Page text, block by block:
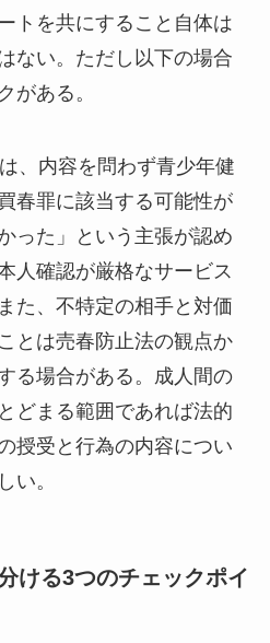
トを共にすること自体は
ない。ただし以下の場合
がある。
、内容を問わず青少年健
春罪に該当する可能性が
った」という主張が認め
人確認が厳格なサービス
た、不特定の相手と対価
とは売春防止法の観点か
る場合がある。成人間の
どまる範囲であれば法的
授受と行為の内容につい
い。
ける3つのチェックポイ